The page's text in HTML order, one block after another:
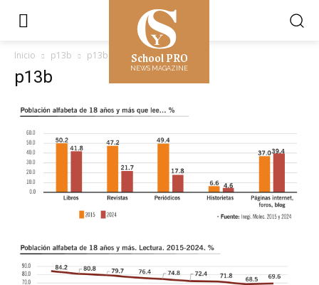
School PRO
NEWS MAGAZINE
Inicio p13b p13b
p13b